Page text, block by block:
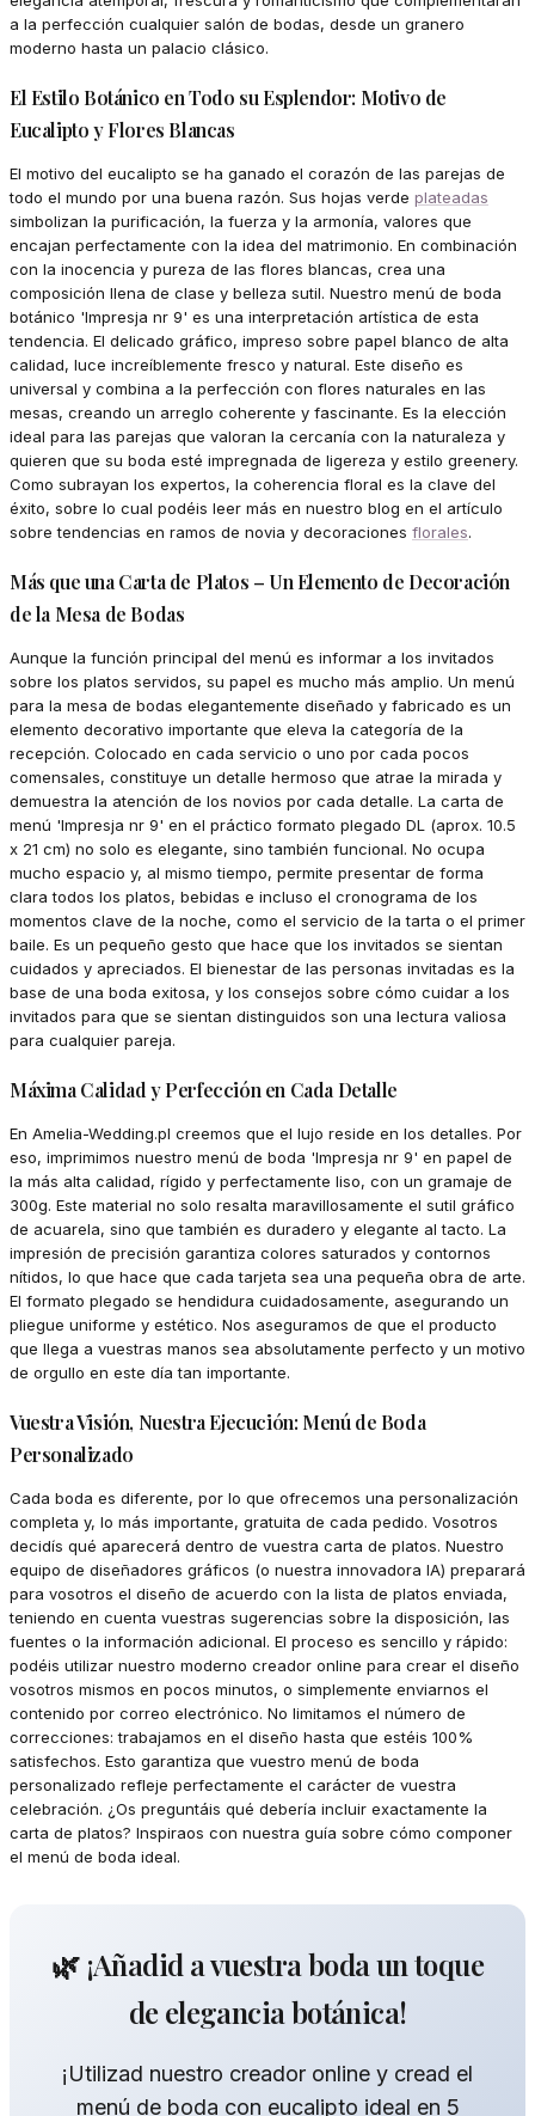
a la perfección cualquier salón de bodas, desde un granero
moderno hasta un palacio clásico.
El Estilo Botánico en Todo su Esplendor: Motivo de
Eucalipto y Flores Blancas
El motivo del eucalipto se ha ganado el corazón de las parejas de
todo el mundo por una buena razón. Sus hojas verde plateadas
simbolizan la purificación, la fuerza y la armonía, valores que
encajan perfectamente con la idea del matrimonio. En combinación
con la inocencia y pureza de las flores blancas, crea una
composición llena de clase y belleza sutil. Nuestro menú de boda
botánico 'Impresja nr 9' es una interpretación artística de esta
tendencia. El delicado gráfico, impreso sobre papel blanco de alta
calidad, luce increíblemente fresco y natural. Este diseño es
universal y combina a la perfección con flores naturales en las
mesas, creando un arreglo coherente y fascinante. Es la elección
ideal para las parejas que valoran la cercanía con la naturaleza y
quieren que su boda esté impregnada de ligereza y estilo greenery.
Como subrayan los expertos, la coherencia floral es la clave del
éxito, sobre lo cual podéis leer más en nuestro blog en el artículo
sobre tendencias en ramos de novia y decoraciones florales.
Más que una Carta de Platos – Un Elemento de Decoración
de la Mesa de Bodas
Aunque la función principal del menú es informar a los invitados
sobre los platos servidos, su papel es mucho más amplio. Un menú
para la mesa de bodas elegantemente diseñado y fabricado es un
elemento decorativo importante que eleva la categoría de la
recepción. Colocado en cada servicio o uno por cada pocos
comensales, constituye un detalle hermoso que atrae la mirada y
demuestra la atención de los novios por cada detalle. La carta de
menú 'Impresja nr 9' en el práctico formato plegado DL (aprox. 10.5
x 21 cm) no solo es elegante, sino también funcional. No ocupa
mucho espacio y, al mismo tiempo, permite presentar de forma
clara todos los platos, bebidas e incluso el cronograma de los
momentos clave de la noche, como el servicio de la tarta o el primer
baile. Es un pequeño gesto que hace que los invitados se sientan
cuidados y apreciados. El bienestar de las personas invitadas es la
base de una boda exitosa, y los consejos sobre cómo cuidar a los
invitados para que se sientan distinguidos son una lectura valiosa
para cualquier pareja.
Máxima Calidad y Perfección en Cada Detalle
En Amelia-Wedding.pl creemos que el lujo reside en los detalles. Por
eso, imprimimos nuestro menú de boda 'Impresja nr 9' en papel de
la más alta calidad, rígido y perfectamente liso, con un gramaje de
300g. Este material no solo resalta maravillosamente el sutil gráfico
de acuarela, sino que también es duradero y elegante al tacto. La
impresión de precisión garantiza colores saturados y contornos
nítidos, lo que hace que cada tarjeta sea una pequeña obra de arte.
El formato plegado se hendidura cuidadosamente, asegurando un
pliegue uniforme y estético. Nos aseguramos de que el producto
que llega a vuestras manos sea absolutamente perfecto y un motivo
de orgullo en este día tan importante.
Vuestra Visión, Nuestra Ejecución: Menú de Boda
Personalizado
Cada boda es diferente, por lo que ofrecemos una personalización
completa y, lo más importante, gratuita de cada pedido. Vosotros
decidís qué aparecerá dentro de vuestra carta de platos. Nuestro
equipo de diseñadores gráficos (o nuestra innovadora IA) preparará
para vosotros el diseño de acuerdo con la lista de platos enviada,
teniendo en cuenta vuestras sugerencias sobre la disposición, las
fuentes o la información adicional. El proceso es sencillo y rápido:
podéis utilizar nuestro moderno creador online para crear el diseño
vosotros mismos en pocos minutos, o simplemente enviarnos el
contenido por correo electrónico. No limitamos el número de
correcciones: trabajamos en el diseño hasta que estéis 100%
satisfechos. Esto garantiza que vuestro menú de boda
personalizado refleje perfectamente el carácter de vuestra
celebración. ¿Os preguntáis qué debería incluir exactamente la
carta de platos? Inspiraos con nuestra guía sobre cómo componer
el menú de boda ideal.
🌿 ¡Añadid a vuestra boda un toque
de elegancia botánica!
¡Utilizad nuestro creador online y cread el
menú de boda con eucalipto ideal en 5